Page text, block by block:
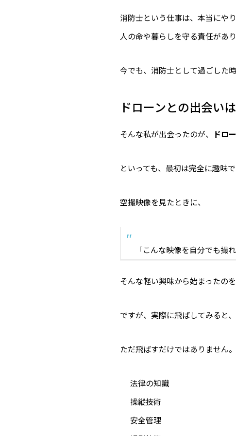
消防士という仕事は、本当にや
人の命や暮らしを守る責任があ
今でも、消防士として過ごした
ドローンとの出会い
そんな私が出会ったのが、 ドロ
といっても、最初は完全に趣味で
空撮映像を見たときに、
「こんな映像を自分でも撮
そんな軽い興味から始まったのを
ですが、実際に飛ばしてみると
ただ飛ばすだけではありません。
法律の知識
操縦技術
安全管理